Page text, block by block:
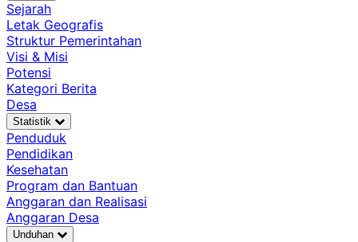
Sejarah
Letak Geografis
Struktur Pemerintahan
Visi & Misi
Potensi
Kategori Berita
Desa
Statistik
Penduduk
Pendidikan
Kesehatan
Program dan Bantuan
Anggaran dan Realisasi
Anggaran Desa
Unduhan